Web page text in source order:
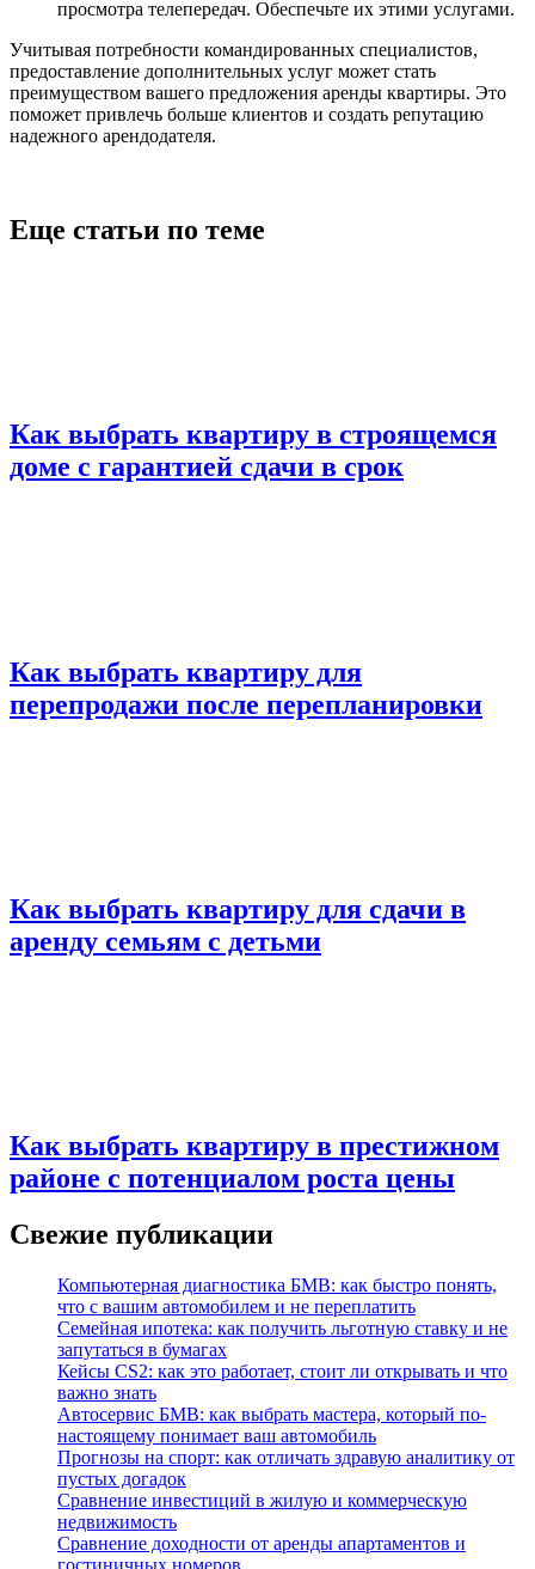
просмотра телепередач. Обеспечьте их этими услугами.
Учитывая потребности командированных специалистов,
предоставление дополнительных услуг может стать
преимуществом вашего предложения аренды квартиры. Это
поможет привлечь больше клиентов и создать репутацию
надежного арендодателя.
Еще статьи по теме
Как выбрать квартиру в строящемся
доме с гарантией сдачи в срок
Как выбрать квартиру для
перепродажи после перепланировки
Как выбрать квартиру для сдачи в
аренду семьям с детьми
Как выбрать квартиру в престижном
районе с потенциалом роста цены
Свежие публикации
Компьютерная диагностика БМВ: как быстро понять,
что с вашим автомобилем и не переплатить
Семейная ипотека: как получить льготную ставку и не
запутаться в бумагах
Кейсы CS2: как это работает, стоит ли открывать и что
важно знать
Автосервис БМВ: как выбрать мастера, который по-
настоящему понимает ваш автомобиль
Прогнозы на спорт: как отличать здравую аналитику от
пустых догадок
Сравнение инвестиций в жилую и коммерческую
недвижимость
Сравнение доходности от аренды апартаментов и
гостиничных номеров